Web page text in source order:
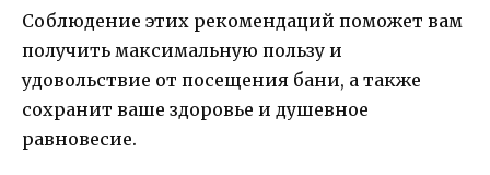
Соблюдение этих рекомендаций поможет вам
получить максимальную пользу и
удовольствие от посещения бани, а также
сохранит ваше здоровье и душевное
равновесие.